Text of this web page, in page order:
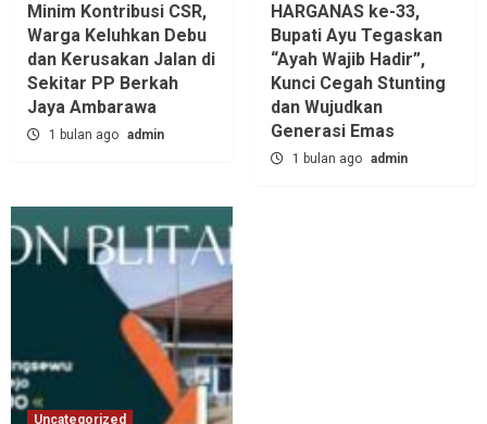
Minim Kontribusi CSR,
Warga Keluhkan Debu
dan Kerusakan Jalan di
Sekitar PP Berkah
Jaya Ambarawa‎
1 bulan ago admin
HARGANAS ke-33,
Bupati Ayu Tegaskan
“Ayah Wajib Hadir”,
Kunci Cegah Stunting
dan Wujudkan
Generasi Emas
1 bulan ago admin
Uncategorized